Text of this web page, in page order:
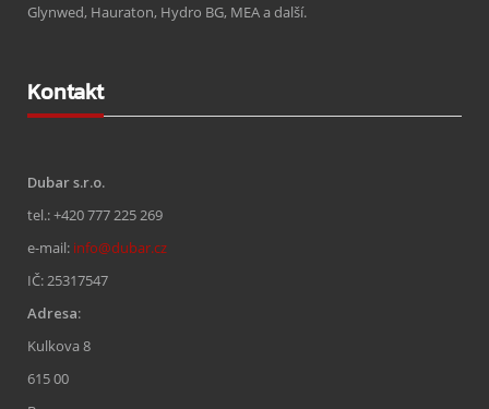
Glynwed, Hauraton, Hydro BG, MEA a další.
Kontakt
Dubar s.r.o.
tel.: +420 777 225 269
e-mail: info@dubar.cz
IČ: 25317547
Adresa:
Kulkova 8
615 00